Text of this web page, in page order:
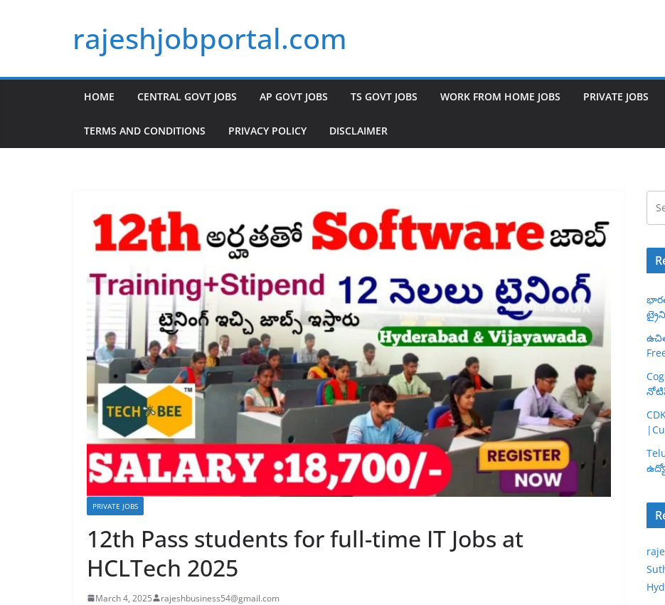
rajeshjobportal.com
HOME CENTRAL GOVT JOBS AP GOVT JOBS TS GOVT JOBS WORK FROM HOME JOBS PRIVATE JOBS
TERMS AND CONDITIONS PRIVACY POLICY DISCLAIMER
PRIVATE JOBS
12th Pass students for full-time IT Jobs at
HCLTech 2025
March 4, 2025 rajeshbusiness54@gmail.com